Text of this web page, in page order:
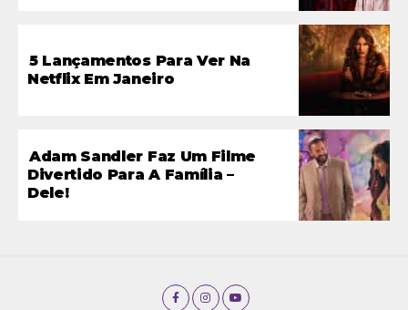
5 Lançamentos Para Ver Na
Netflix Em Janeiro
Adam Sandler Faz Um Filme
Divertido Para A Família –
Dele!